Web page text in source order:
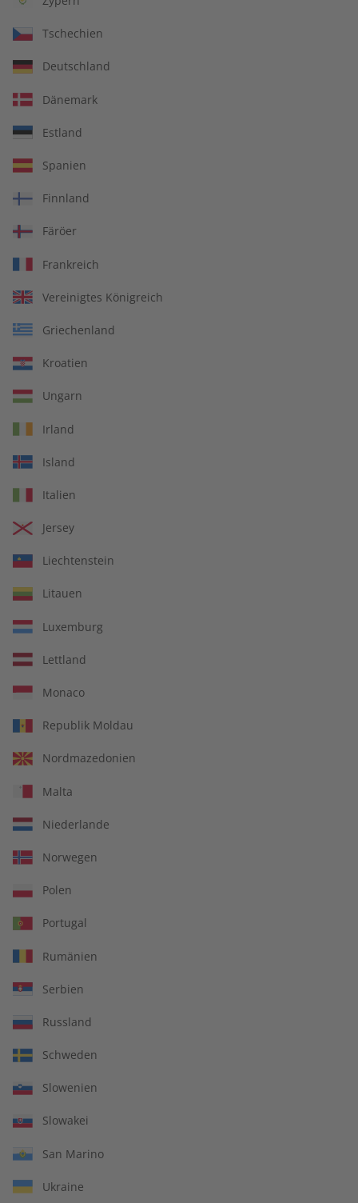
Alles inklusive: eMagazine, digitales
Übungsheft und Audiotrainer
14 Ausgaben pro Jahr
Bequem lesen auf jedem Gerät
Jederzeit monatlich kündbar
9,99 €
14 Ausgaben pro Jahr
Jederzeit monatlich kündbar
In jeder Ausgabe spannende Einblicke und aktuelle Berichte
Tschechien
Deutschland
Dänemark
Estland
Spanien
Finnland
Färöer
Frankreich
Vereinigtes Königreich
Griechenland
Kroatien
Ungarn
Irland
Island
Italien
Jersey
Liechtenstein
Litauen
Luxemburg
Lettland
Monaco
Republik Moldau
Nordmazedonien
Malta
Niederlande
Norwegen
Polen
Portugal
Rumänien
Serbien
Russland
Schweden
Slowenien
Slowakei
San Marino
Ukraine